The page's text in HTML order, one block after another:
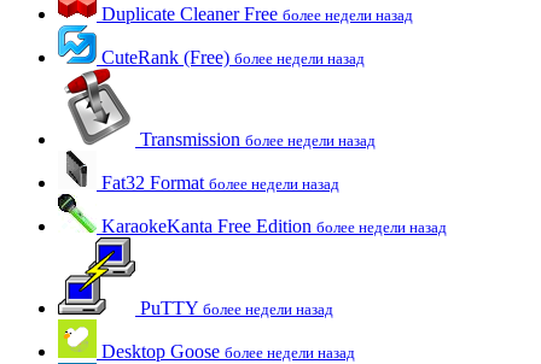
Duplicate Cleaner Free более недели назад
CuteRank (Free) более недели назад
Transmission более недели назад
Fat32 Format более недели назад
KaraokeKanta Free Edition более недели назад
PuTTY более недели назад
Desktop Goose более недели назад